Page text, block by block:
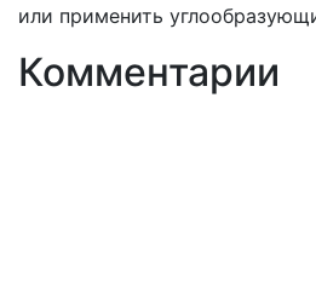
или применить
Комментарии